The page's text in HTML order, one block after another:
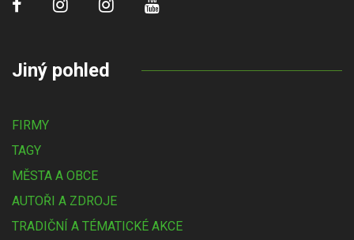
Jiný pohled
FIRMY
TAGY
MĚSTA A OBCE
AUTOŘI A ZDROJE
TRADIČNÍ A TÉMATICKÉ AKCE